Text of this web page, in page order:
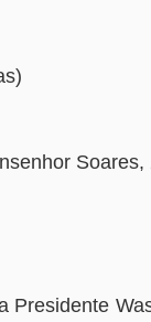
Presidente